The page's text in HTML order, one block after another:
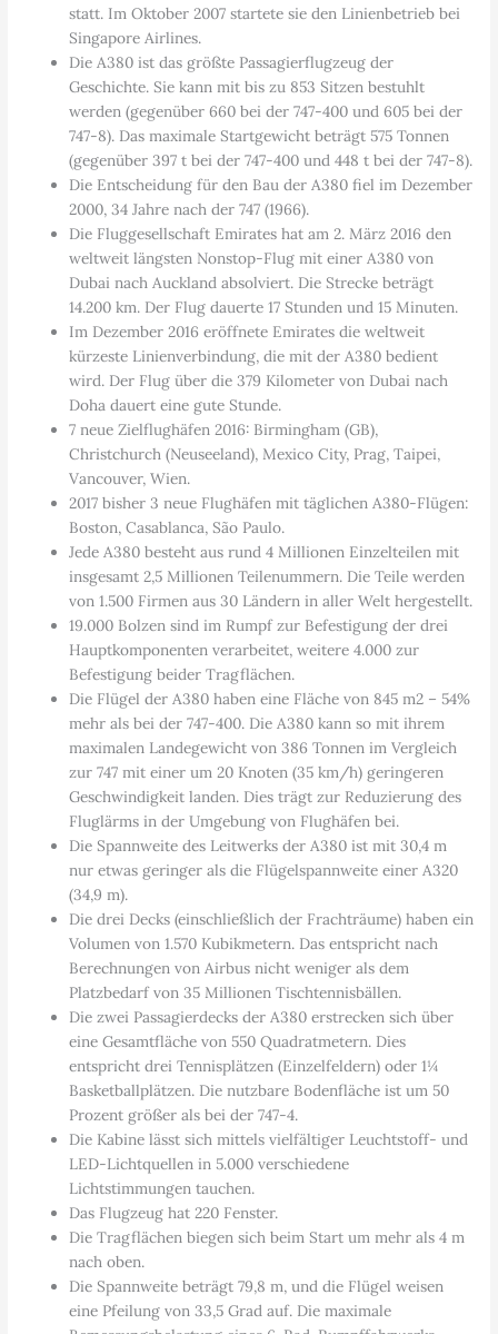
statt. Im Oktober 2007 startete sie den Linienbetrieb bei
Singapore Airlines.
Die A380 ist das größte Passagierflugzeug der
Geschichte. Sie kann mit bis zu 853 Sitzen bestuhlt
werden (gegenüber 660 bei der 747-400 und 605 bei der
747-8). Das maximale Startgewicht beträgt 575 Tonnen
(gegenüber 397 t bei der 747-400 und 448 t bei der 747-8).
Die Entscheidung für den Bau der A380 fiel im Dezember
2000, 34 Jahre nach der 747 (1966).
Die Fluggesellschaft Emirates hat am 2. März 2016 den
weltweit längsten Nonstop-Flug mit einer A380 von
Dubai nach Auckland absolviert. Die Strecke beträgt
14.200 km. Der Flug dauerte 17 Stunden und 15 Minuten.
Im Dezember 2016 eröffnete Emirates die weltweit
kürzeste Linienverbindung, die mit der A380 bedient
wird. Der Flug über die 379 Kilometer von Dubai nach
Doha dauert eine gute Stunde.
7 neue Zielflughäfen 2016: Birmingham (GB),
Christchurch (Neuseeland), Mexico City, Prag, Taipei,
Vancouver, Wien.
2017 bisher 3 neue Flughäfen mit täglichen A380-Flügen:
Boston, Casablanca, São Paulo.
Jede A380 besteht aus rund 4 Millionen Einzelteilen mit
insgesamt 2,5 Millionen Teilenummern. Die Teile werden
von 1.500 Firmen aus 30 Ländern in aller Welt hergestellt.
19.000 Bolzen sind im Rumpf zur Befestigung der drei
Hauptkomponenten verarbeitet, weitere 4.000 zur
Befestigung beider Tragflächen.
Die Flügel der A380 haben eine Fläche von 845 m2 – 54%
mehr als bei der 747-400. Die A380 kann so mit ihrem
maximalen Landegewicht von 386 Tonnen im Vergleich
zur 747 mit einer um 20 Knoten (35 km/h) geringeren
Geschwindigkeit landen. Dies trägt zur Reduzierung des
Fluglärms in der Umgebung von Flughäfen bei.
Die Spannweite des Leitwerks der A380 ist mit 30,4 m
nur etwas geringer als die Flügelspannweite einer A320
(34,9 m).
Die drei Decks (einschließlich der Frachträume) haben ein
Volumen von 1.570 Kubikmetern. Das entspricht nach
Berechnungen von Airbus nicht weniger als dem
Platzbedarf von 35 Millionen Tischtennisbällen.
Die zwei Passagierdecks der A380 erstrecken sich über
eine Gesamtfläche von 550 Quadratmetern. Dies
entspricht drei Tennisplätzen (Einzelfeldern) oder 1¼
Basketballplätzen. Die nutzbare Bodenfläche ist um 50
Prozent größer als bei der 747-4.
Die Kabine lässt sich mittels vielfältiger Leuchtstoff- und
LED-Lichtquellen in 5.000 verschiedene
Lichtstimmungen tauchen.
Das Flugzeug hat 220 Fenster.
Die Tragflächen biegen sich beim Start um mehr als 4 m
nach oben.
Die Spannweite beträgt 79,8 m, und die Flügel weisen
eine Pfeilung von 33,5 Grad auf. Die maximale